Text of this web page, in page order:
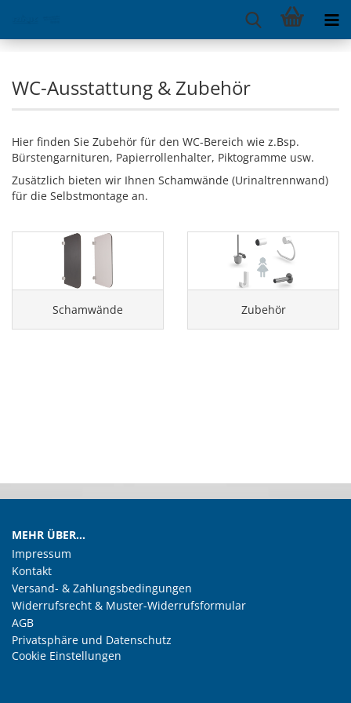
WC-Ausstattung & Zubehör
Hier finden Sie Zubehör für den WC-Bereich wie z.Bsp.
Bürstengarnituren, Papierrollenhalter, Piktogramme usw.
Zusätzlich bieten wir Ihnen Schamwände (Urinaltrennwand)
für die Selbstmontage an.
Schamwände Zubehör
MEHR ÜBER...
Impressum
Kontakt
Versand- & Zahlungsbedingungen
Widerrufsrecht & Muster-Widerrufsformular
AGB
Privatsphäre und Datenschutz
Cookie Einstellungen